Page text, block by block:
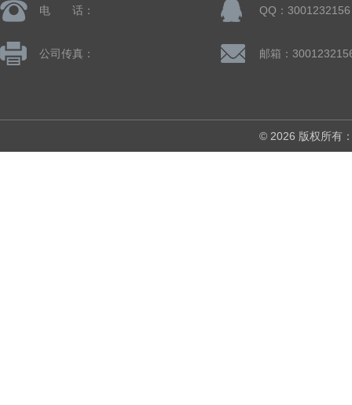
电 话： QQ：3001232156
公司传真： 邮箱：
© 2026 版权所有